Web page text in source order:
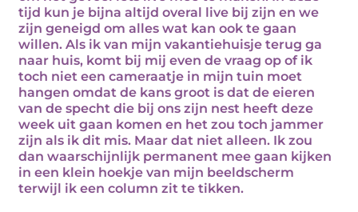
tijd kun je bijna altijd overal live bij zijn en we
zijn geneigd om alles wat kan ook te gaan
willen. Als ik van mijn vakantiehuisje terug ga
naar huis, komt bij mij even de vraag op of ik
toch niet een cameraatje in mijn tuin moet
hangen omdat de kans groot is dat de eieren
van de specht die bij ons zijn nest heeft deze
week uit gaan komen en het zou toch jammer
zijn als ik dit mis. Maar dat niet alleen. Ik zou
dan waarschijnlijk permanent mee gaan kijken
in een klein hoekje van mijn beeldscherm
terwijl ik een column zit te tikken.